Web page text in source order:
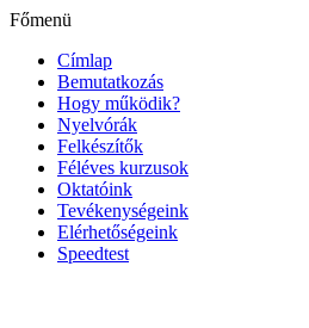
Főmenü
Címlap
Bemutatkozás
Hogy működik?
Nyelvórák
Felkészítők
Féléves kurzusok
Oktatóink
Tevékenységeink
Elérhetőségeink
Speedtest